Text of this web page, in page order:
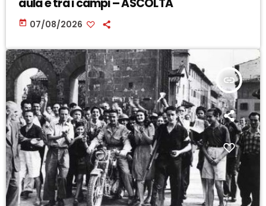
aula e tra i campi – ASCOLTA
today 07/08/2026
insert_link